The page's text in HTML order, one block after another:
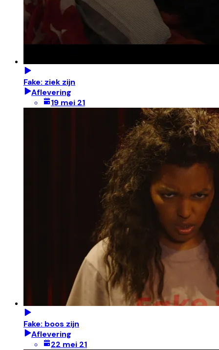
Fake: ziek zijn
Aflevering
19 mei 21
Fake: boos zijn
Aflevering
22 mei 21